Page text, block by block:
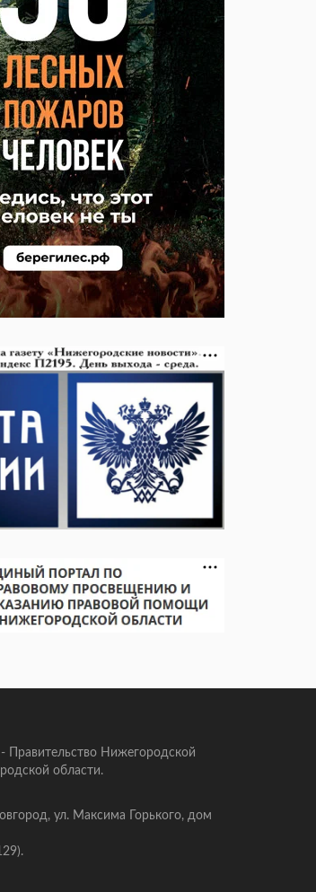
Правительство Нижегородской
области.
ул. Максима Горького, дом